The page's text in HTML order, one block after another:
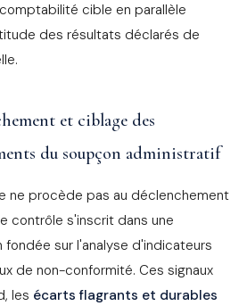
cible en parallèle
des résultats déclarés de
et ciblage des
du soupçon administratif
ne procède pas au déclenchement
contrôle s'inscrit dans une
sur l'analyse d'indicateurs
de non-conformité. Ces signaux
les écarts flagrants et durables